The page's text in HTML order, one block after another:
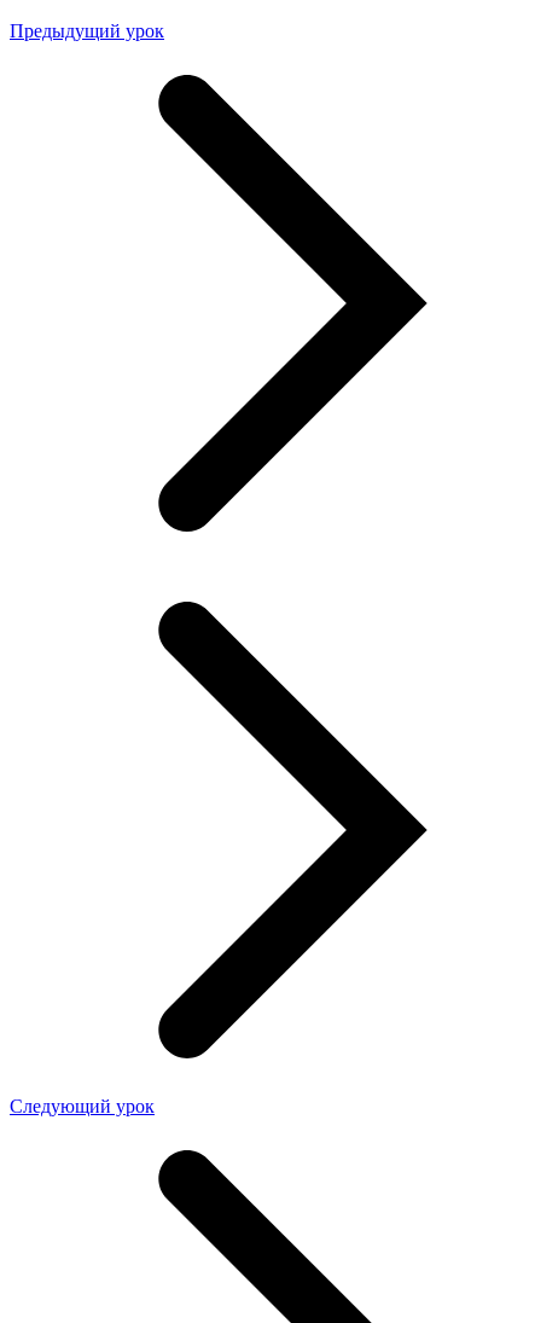
Предыдущий урок
Следующий урок